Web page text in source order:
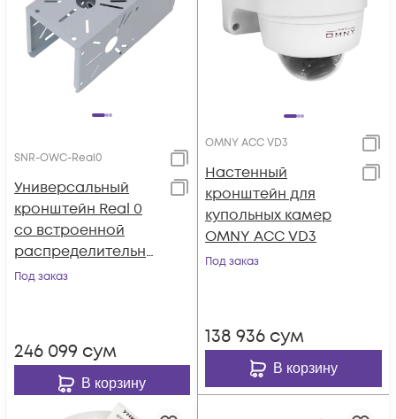
SNR-OWC-Real0
Универсальный
кронштейн Real 0
со встроенной
распределительно
й коробкой
Под заказ
246 099 сум
В корзину
OMNY ACC VD3
Настенный
кронштейн для
купольных камер
OMNY ACC VD3
Под заказ
138 936 сум
В корзину